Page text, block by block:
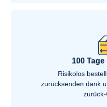
100
Risikolos
zurücksenden dank